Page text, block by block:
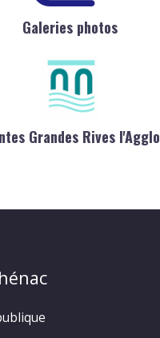
Galeries photos
Grandes Rives l'Agglo